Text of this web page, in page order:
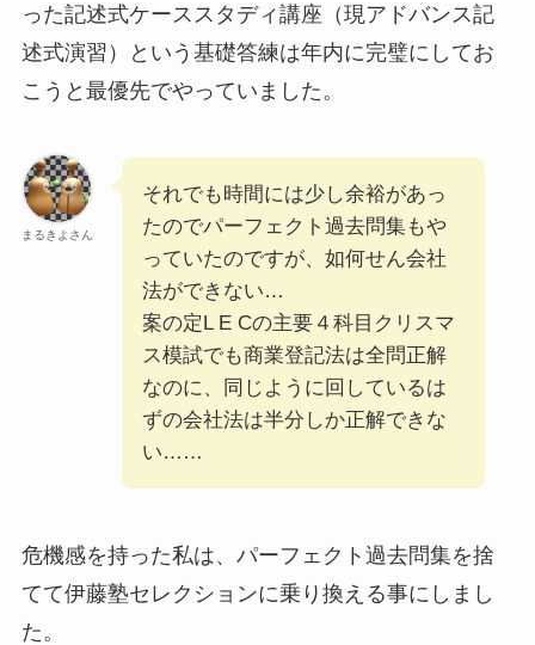
った記述式ケーススタディ講座（現アドバンス記
述式演習）という基礎答練は年内に完璧にしてお
こうと最優先でやっていました。
まるきよさん
それでも時間には少し余裕があっ
たのでパーフェクト過去問集もや
っていたのですが、如何せん会社
法ができない…
案の定L E Cの主要４科目クリスマ
ス模試でも商業登記法は全問正解
なのに、同じように回しているは
ずの会社法は半分しか正解できな
い……
危機感を持った私は、 パーフェクト過去問集を捨
てて伊藤塾セレクションに乗り換える事にしまし
た。